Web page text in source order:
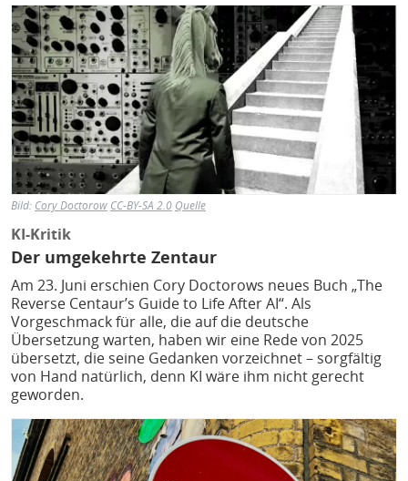
Bild
Bild: Cory Doctorow CC-BY-SA 2.0 Quelle
KI-Kritik
Der umgekehrte Zentaur
Am 23. Juni erschien Cory Doctorows neues Buch „The
Reverse Centaur’s Guide to Life After AI“. Als
Vorgeschmack für alle, die auf die deutsche
Übersetzung warten, haben wir eine Rede von 2025
übersetzt, die seine Gedanken vorzeichnet – sorgfältig
von Hand natürlich, denn KI wäre ihm nicht gerecht
geworden.
Bild